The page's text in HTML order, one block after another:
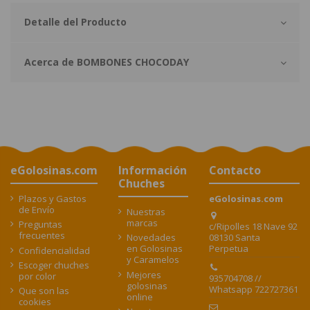
Detalle del Producto
Acerca de BOMBONES CHOCODAY
eGolosinas.com
Plazos y Gastos
de Envío
Preguntas
frecuentes
Confidencialidad
Escoger chuches
por color
Que son las
cookies
Información
Chuches
Nuestras
marcas
Novedades
en Golosinas
y Caramelos
Mejores
golosinas
online
Contacto
eGolosinas.com
c/Ripolles 18 Nave 92
08130 Santa
Perpetua
935704708 //
Whatsapp 722727361